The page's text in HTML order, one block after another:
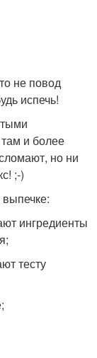
не повод
испечь!
и более
но ни
;-)
ингредиенты
тесту